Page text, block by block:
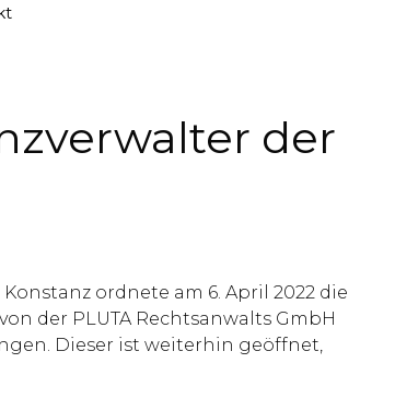
der
ordnete am 6. April 2022 die
der PLUTA Rechtsanwalts GmbH
Dieser ist weiterhin geöffnet,